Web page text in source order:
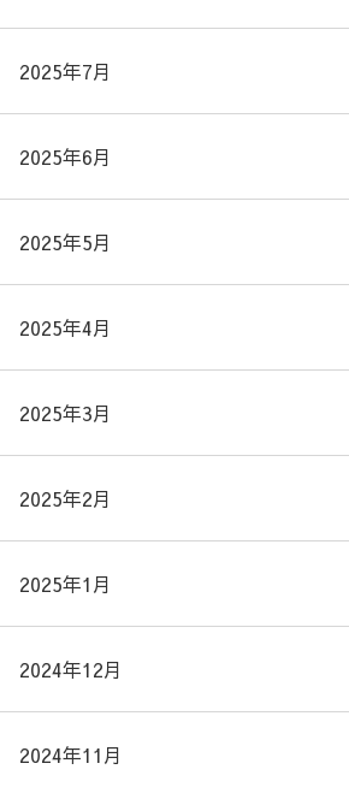
2025年7月
2025年6月
2025年5月
2025年4月
2025年3月
2025年2月
2025年1月
2024年12月
2024年11月